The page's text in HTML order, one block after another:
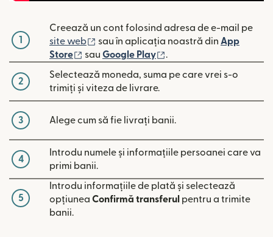
1
Creează un cont folosind adresa de e-mail pe
site web
(se deschide într-o fereastră nouă)
sau în aplicația noastră din App
Store
(se deschide într-o fereastră nouă)
sau Google Play .
2
Selectează moneda, suma pe care vrei s-o
trimiți și viteza de livrare.
3 Alege cum să fie livrați banii.
4
Introdu numele și informațiile persoanei care va
primi banii.
5
Introdu informațiile de plată și selectează
opțiunea Confirmă transferul pentru a trimite
banii.